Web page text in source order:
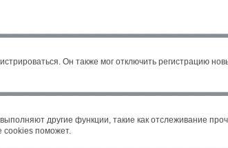
Он также мог отключить регистрацию
другие функции, такие как отслеживание
cookies поможет.